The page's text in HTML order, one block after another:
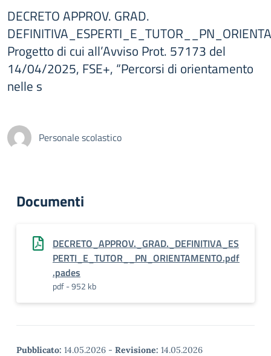
DECRETO APPROV. GRAD.
Progetto di cui all’Avviso Prot. 57173 del
14/04/2025, FSE+, “Percorsi di orientamento
nelle s
Personale scolastico
Documenti
DECRETO_APPROV._GRAD._DEFINITIVA_ES
PERTI_E_TUTOR__PN_ORIENTAMENTO.pdf
.pades
pdf - 952 kb
Pubblicato: 14.05.2026 - Revisione: 14.05.2026